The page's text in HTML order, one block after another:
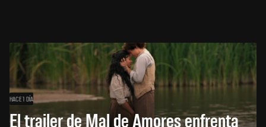
HACE 1 DÍA
El trailer de Mal de Amores enfrenta